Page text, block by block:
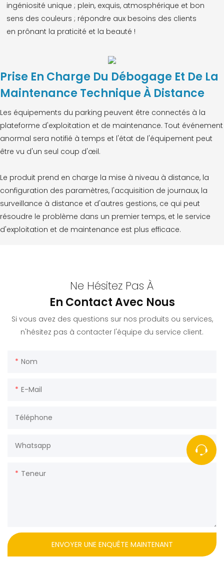
ingéniosité unique ; plein, exquis, atmosphérique et bon
sens des couleurs ; répondre aux besoins des clients
en prônant la praticité et la beauté !
Prise En Charge Du Débogage Et De La
Maintenance Technique À Distance
Les équipements du parking peuvent être connectés à la
plateforme d'exploitation et de maintenance. Tout événement
anormal sera notifié à temps et l'état de l'équipement peut
être vu d'un seul coup d'œil.
Le produit prend en charge la mise à niveau à distance, la
configuration des paramètres, l'acquisition de journaux, la
surveillance à distance et d'autres gestions, ce qui peut
résoudre le problème dans un premier temps, et le service
d'exploitation et de maintenance est plus efficace.
Ne Hésitez Pas À
En Contact Avec Nous
Si vous avez des questions sur nos produits ou services,
n'hésitez pas à contacter l'équipe du service client.
Nom
E-Mail
Téléphone
Whatsapp
Teneur
ENVOYER UNE ENQUÊTE MAINTENANT